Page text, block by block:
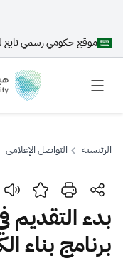
موقع حكومي رسمي تابع
بحث
بحث بحث AI
الرئيسية التواصل الإعلامي
بدء
برنامج بناء